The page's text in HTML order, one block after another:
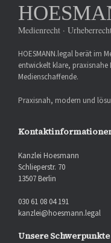
Medienrecht ·
HOESMANN.legal berät im
entwickelt klare,
Medienschaffende.
Praxisnah, modern und
Kanzlei Hoesmann
Schlieperstr. 70
13507 Berlin
030 61 08 04 191
kanzlei@hoesmann.legal
Unsere Schwerpunkte